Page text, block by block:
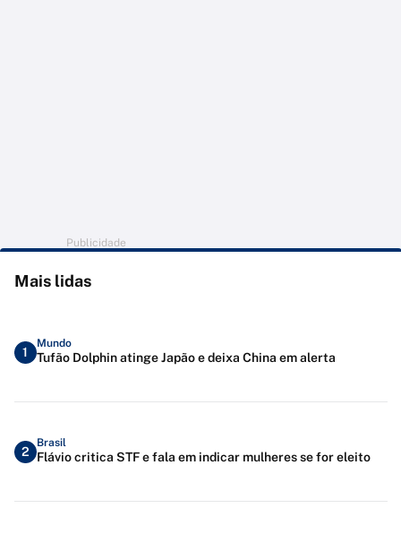
Publicidade
Mais lidas
1
Mundo
Tufão Dolphin atinge Japão e deixa China em alerta
2
Brasil
Flávio critica STF e fala em indicar mulheres se for eleito